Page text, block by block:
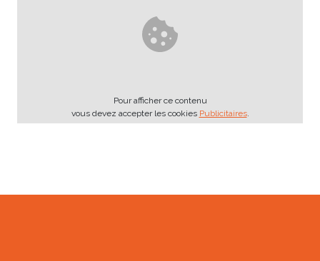
Pour afficher ce contenu
vous devez accepter les cookies Publicitaires.